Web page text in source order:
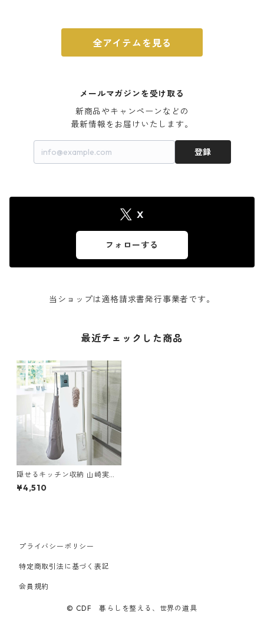
全アイテムを見る
メールマガジンを受け取る
新商品やキャンペーンなどの
最新情報をお届けいたします。
登録
X
フォローする
当ショップは適格請求書発行事業者です。
最近チェックした商品
隠せるキッチン収納 山崎実業
tower タワー マグネット冷蔵
庫横隠せるスライドフック ホ
¥4,510
プライバシーポリシー
特定商取引法に基づく表記
会員規約
© CDF 暮らしを整える、世界の道具